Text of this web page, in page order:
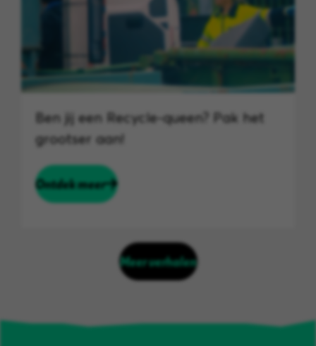
Ben jij een Recycle-queen? Pak het
grootser aan!
Ontdek meer
Meer verhalen